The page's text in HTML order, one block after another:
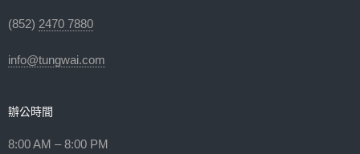
(852) 2470 7880
info@tungwai.com
辦公時間
8:00 AM – 8:00 PM